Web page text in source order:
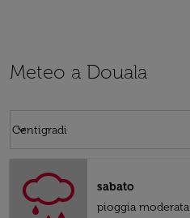
Meteo a Douala
Centigradi
keyboard_arrow_down
sabato
pioggia moderata